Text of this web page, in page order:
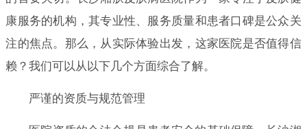
康服务的机构，其专业性、服务质量和患者口碑是公众关
注的焦点。那么，从实际体验出发，这家医院是否值得信
赖？我们可以从以下几个方面综合了解。
严谨的资质与规范管理